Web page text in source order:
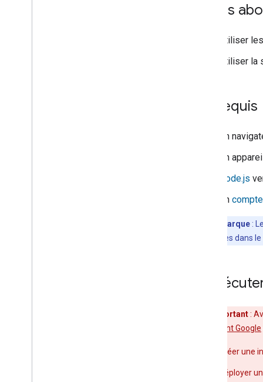
Points
Utiliser
Utiliser
Prérequis
Un
Un
Node.js
Un
Remarque :
spécifiées dans
Important:
l'Assistant Google
Créer une
Déployer